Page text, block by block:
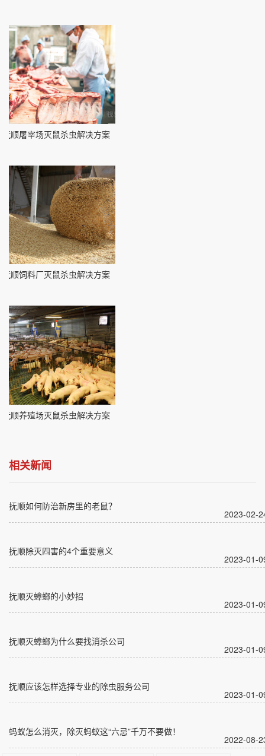
抚顺屠宰场灭鼠杀虫解决方案
抚顺饲料厂灭鼠杀虫解决方案
抚顺养殖场灭鼠杀虫解决方案
相关新闻
抚顺如何防治新房里的老鼠？
2023-02-
抚顺除灭四害的4个重要意义
2023-01-
抚顺灭蟑螂的小妙招
2023-01-
抚顺灭蟑螂为什么要找消杀公司
2023-01-
抚顺应该怎样选择专业的除虫服务公司
2023-01-
蚂蚁怎么消灭，除灭蚂蚁这“六忌”千万不要做！
2022-08-